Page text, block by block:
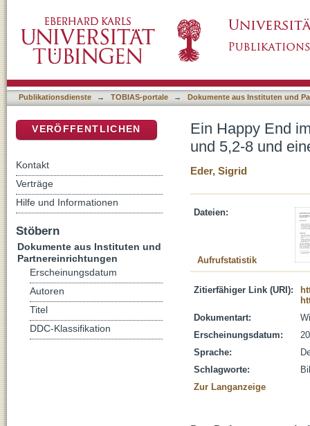
narrative Lesart
Publikationsdienste → TOBIAS-portale → Dokumente aus Instituten und
Ein Happy End
und 5,2-8 und
Eder, Sigrid
Dateien:
Aufrufstatistik
Zitierfähiger Link (URI):
Dokumentart:
Erscheinungsdatum:
Sprache:
Schlagworte:
Zur Langanzeige
VERÖFFENTLICHEN
Kontakt
Verträge
Hilfe und Informationen
Stöbern
Dokumente aus Instituten und
Partnereinrichtungen
Erscheinungsdatum
Autoren
Titel
DDC-Klassifikation